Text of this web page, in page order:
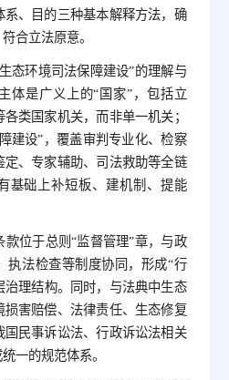
、目的三种基本解释方法，确
合立法原意。
态环境司法保障建设”的理解与
体是广义上的“国家”，包括立
类国家机关，而非单一机关；
建设”，覆盖审判专业化、检察
、专家辅助、司法救助等全链
基础上补短板、建机制、提能
款位于总则“监督管理”章，与政
执法检查等制度协同，形成“行
治理结构。同时，与法典中生态
害赔偿、法律责任、生态修复
民事诉讼法、行政诉讼法相关
一的规范体系。